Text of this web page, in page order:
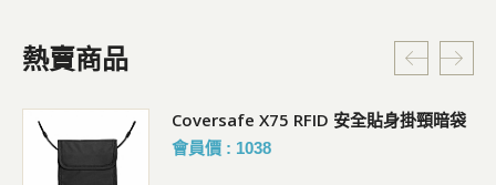
熱賣商品
Coversafe X75 RFID 安全貼身掛頸暗袋
會員價 : 1038